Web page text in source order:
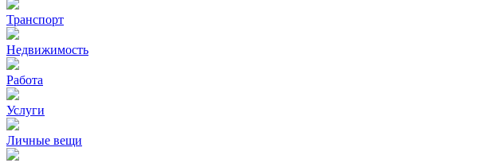
Транспорт
Недвижимость
Работа
Услуги
Личные вещи